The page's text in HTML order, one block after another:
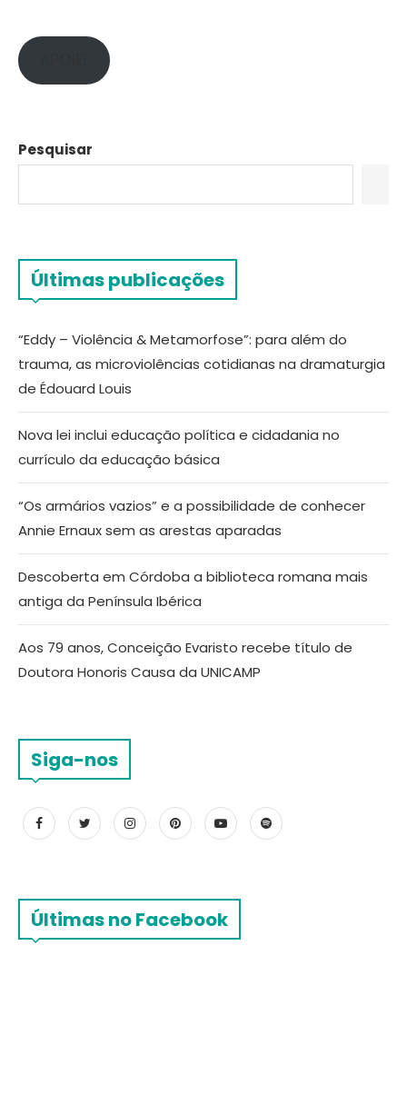
Pesquisar
Últimas publicações
“Eddy – Violência & Metamorfose”: para além do
trauma, as microviolências cotidianas na dramaturgia
de Édouard Louis
Nova lei inclui educação política e cidadania no
currículo da educação básica
“Os armários vazios” e a possibilidade de conhecer
Annie Ernaux sem as arestas aparadas
Descoberta em Córdoba a biblioteca romana mais
antiga da Península Ibérica
Aos 79 anos, Conceição Evaristo recebe título de
Doutora Honoris Causa da UNICAMP
Siga-nos
Últimas no Facebook